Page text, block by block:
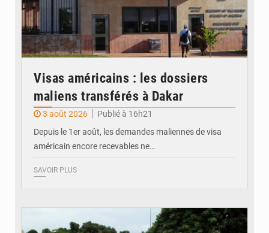
Visas américains : les dossiers
maliens transférés à Dakar
3 août 2026
Publié à 16h21
Depuis le 1er août, les demandes maliennes de visa
américain encore recevables ne…
SAVOIR PLUS